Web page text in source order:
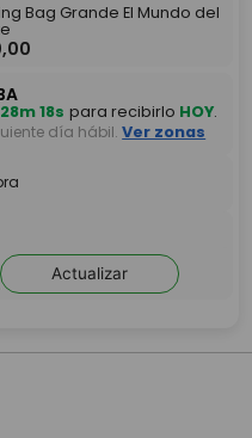
Bag Grande El Mundo del
,00
18s para recibirlo HOY.
día hábil. Ver zonas
Actualizar